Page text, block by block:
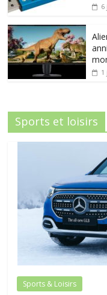
6
1
Sports et loisirs
Sports & Loisirs